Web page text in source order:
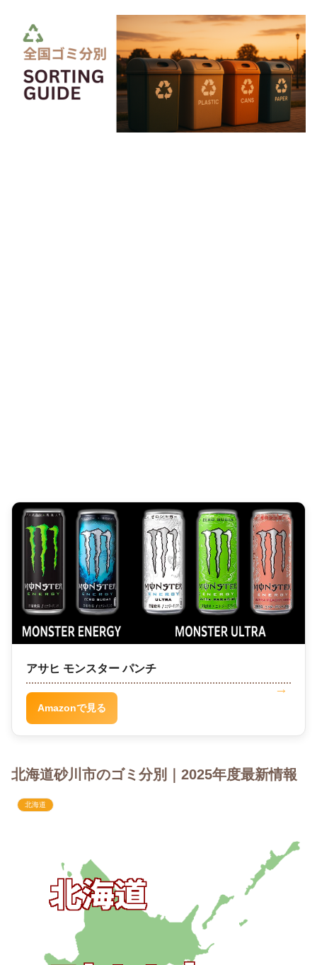
アサヒ モンスター パンチ
Amazonで見る
北海道砂川市のゴミ分別｜2025年度最新情報
北海道